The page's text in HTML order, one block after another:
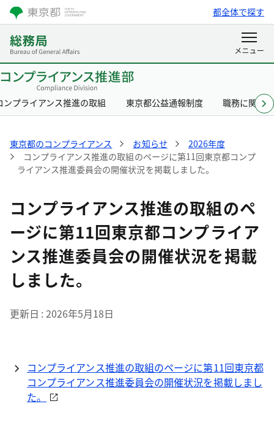
都全体で探す
ンプライアンス推進の取組 東京都公益通報制度 職務に関す
東京都のコンプライアンス お知らせ
2026年度
コンプライアンス推進の取組のページに第11回東京都コンプ
ライアンス推進委員会の開催状況を掲載しました。
コンプライアンス推進の取組のペ
ージに第11回東京都コンプライア
ンス推進委員会の開催状況を掲載
しました。
更新日 2026年5月18日
コンプライアンス推進の取組のページに第11回東京都
コンプライアンス推進委員会の開催状況を掲載しまし
た。